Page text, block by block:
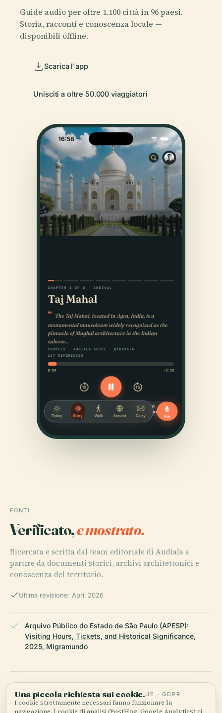
Guide audio per oltre 1.100 città in 96 paesi.
Storia, racconti e conoscenza locale —
disponibili offline.
Scarica l'app
Unisciti a oltre 50.000 viaggiatori
FONTI
Verificato,e mostrato.
Ricercata e scritta dal team editoriale di Audiala a
partire da documenti storici, archivi architettonici e
conoscenza del territorio.
Ultima revisione: April 2026
Arquivo Público do Estado de São Paulo (APESP):
Visiting Hours, Tickets, and Historical Significance,
2025, Migramundo
Arquivo Público do Estado de São Paulo: Visiting Hours,
Tickets, and Cultural Significance, 2025, Wikipedia
Una piccola richiesta sui cookie.UE · GDPR
I cookie strettamente necessari fanno funzionare la
navigazione. I cookie di analisi (PostHog, Google Analytics) ci
aiutano a capire quali pagine funzionano — solo dati aggregati,
momento dal piè di pagina.